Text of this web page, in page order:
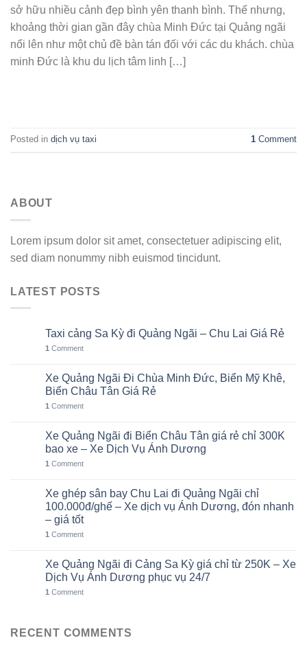
sở hữu nhiều cảnh đẹp bình yên thanh bình. Thế nhưng,
khoảng thời gian gần đây chùa Minh Đức tại Quảng ngãi
nổi lên như một chủ đề bàn tán đối với các du khách. chùa
minh Đức là khu du lịch tâm linh […]
Posted in dịch vụ taxi 1 Comment
ABOUT
Lorem ipsum dolor sit amet, consectetuer adipiscing elit,
sed diam nonummy nibh euismod tincidunt.
LATEST POSTS
Taxi cảng Sa Kỳ đi Quảng Ngãi – Chu Lai Giá Rẻ
1 Comment
Xe Quảng Ngãi Đi Chùa Minh Đức, Biển Mỹ Khê,
Biển Châu Tân Giá Rẻ
1 Comment
Xe Quảng Ngãi đi Biển Châu Tân giá rẻ chỉ 300K
bao xe – Xe Dịch Vụ Ánh Dương
1 Comment
Xe ghép sân bay Chu Lai đi Quảng Ngãi chỉ
100.000đ/ghế – Xe dịch vụ Ánh Dương, đón nhanh
– giá tốt
1 Comment
Xe Quảng Ngãi đi Cảng Sa Kỳ giá chỉ từ 250K – Xe
Dịch Vụ Ánh Dương phục vụ 24/7
1 Comment
RECENT COMMENTS